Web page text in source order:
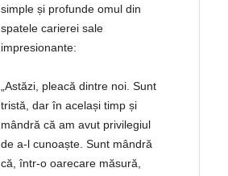
simple și profunde omul din
spatele carierei sale
impresionante:
„Astăzi, pleacă dintre noi. Sunt
tristă, dar în același timp și
mândră că am avut privilegiul
de a-l cunoaște. Sunt mândră
că, într-o oarecare măsură,